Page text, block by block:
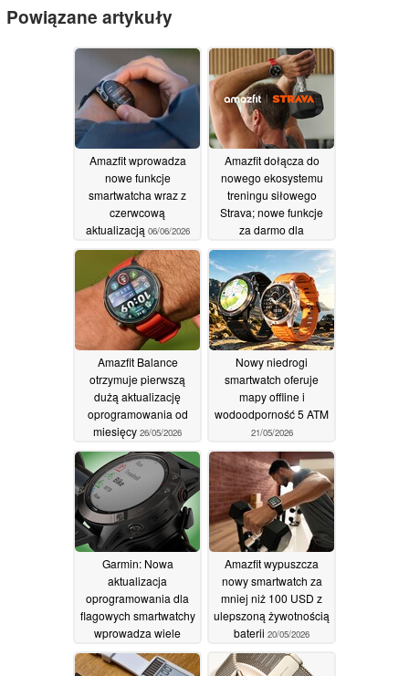
Powiązane artykuły
Amazfit wprowadza
nowe funkcje
smartwatcha wraz z
czerwcową
aktualizacją 06/06/2026
Amazfit dołącza do
nowego ekosystemu
treningu siłowego
Strava; nowe funkcje
za darmo dla
wszystkich26/05/2026
Amazfit Balance
otrzymuje pierwszą
dużą aktualizację
oprogramowania od
miesięcy 26/05/2026
Nowy niedrogi
smartwatch oferuje
mapy offline i
wodoodporność 5 ATM
21/05/2026
Garmin: Nowa
aktualizacja
oprogramowania dla
flagowych smartwatchy
wprowadza wiele
poprawek błędów i
ulepszeń
20/05/2026
Amazfit wypuszcza
nowy smartwatch za
mniej niż 100 USD z
ulepszoną żywotnością
baterii 20/05/2026